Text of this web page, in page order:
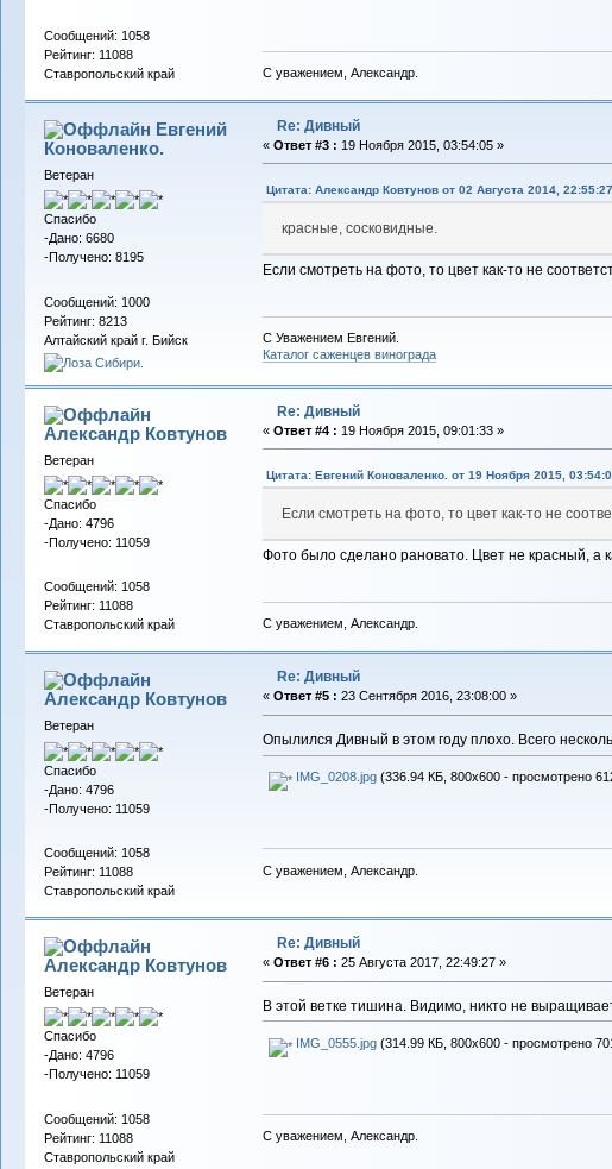
Сообщений: 1058
Рейтинг: 11088
Ставропольский край
С уважением, Александр.
Евгений
Коноваленко.
Ветеран
Спасибо
-Дано: 6680
-Получено: 8195
Сообщений: 1000
Рейтинг: 8213
Алтайский край г. Бийск
Re: Дивный
« Ответ #3 : 19 Ноября 2015, 03:54:05 »
Цитата: Александр Ковтунов от 02 Августа 2014, 22:55:27
красные, сосковидные.
Если смотреть на фото, то цвет как-то не
С Уважением Евгений.
Каталог саженцев винограда
Александр Ковтунов
Ветеран
Спасибо
-Дано: 4796
-Получено: 11059
Сообщений: 1058
Рейтинг: 11088
Ставропольский край
Re: Дивный
« Ответ #4 : 19 Ноября 2015, 09:01:33 »
Цитата: Евгений Коноваленко. от 19 Ноября 2015,
Если смотреть на фото, то цвет как-то не
Фото было сделано рановато. Цвет не красный, а
С уважением, Александр.
Александр Ковтунов
Ветеран
Спасибо
-Дано: 4796
-Получено: 11059
Сообщений: 1058
Рейтинг: 11088
Ставропольский край
Re: Дивный
« Ответ #5 : 23 Сентября 2016, 23:08:00 »
Опылился Дивный в этом году плохо. Всего
IMG_0208.jpg(336.94 КБ, 800x600 - просмотрено
С уважением, Александр.
Александр Ковтунов
Ветеран
Спасибо
-Дано: 4796
-Получено: 11059
Сообщений: 1058
Рейтинг: 11088
Ставропольский край
Re: Дивный
« Ответ #6 : 25 Августа 2017, 22:49:27 »
В этой ветке тишина. Видимо, никто не
IMG_0555.jpg(314.99 КБ, 800x600 - просмотрено
С уважением, Александр.